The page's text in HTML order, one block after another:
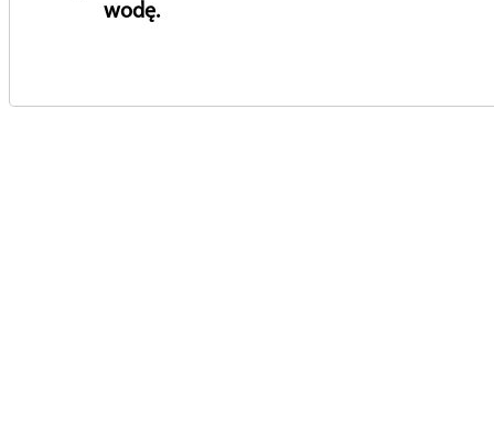
© 2022 Przedsiębiorstwo Wodociągów i Kanalizacji w
wodę.